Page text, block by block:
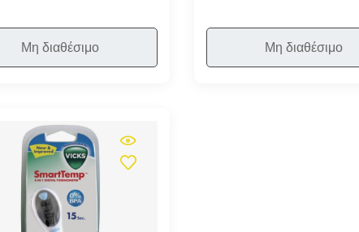
Μη διαθέσιμο Μη διαθέσιμο